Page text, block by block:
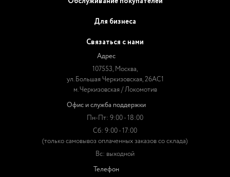
Для бизнеса
Связаться с нами
Адрес
107553, Москва,
ул. Большая Черкизовская, 26АС1
м. Черкизовская / Локомотив
Офис и служба поддержки
Пн-Пт: 9:00 - 18:00
Сб: 9:00 - 17:00
(только самовывоз оплаченных заказов со склада)
Вс: выходной
Телефон